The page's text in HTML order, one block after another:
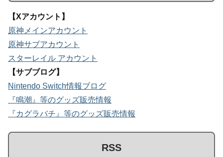
【Xアカウント】
原神メインアカウント
原神サブアカウント
スターレイル アカウント
【サブブログ】
Nintendo Switch情報ブログ
『鳴潮』等のグッズ販売情報
『カグラバチ』等のグッズ販売情報
RSS